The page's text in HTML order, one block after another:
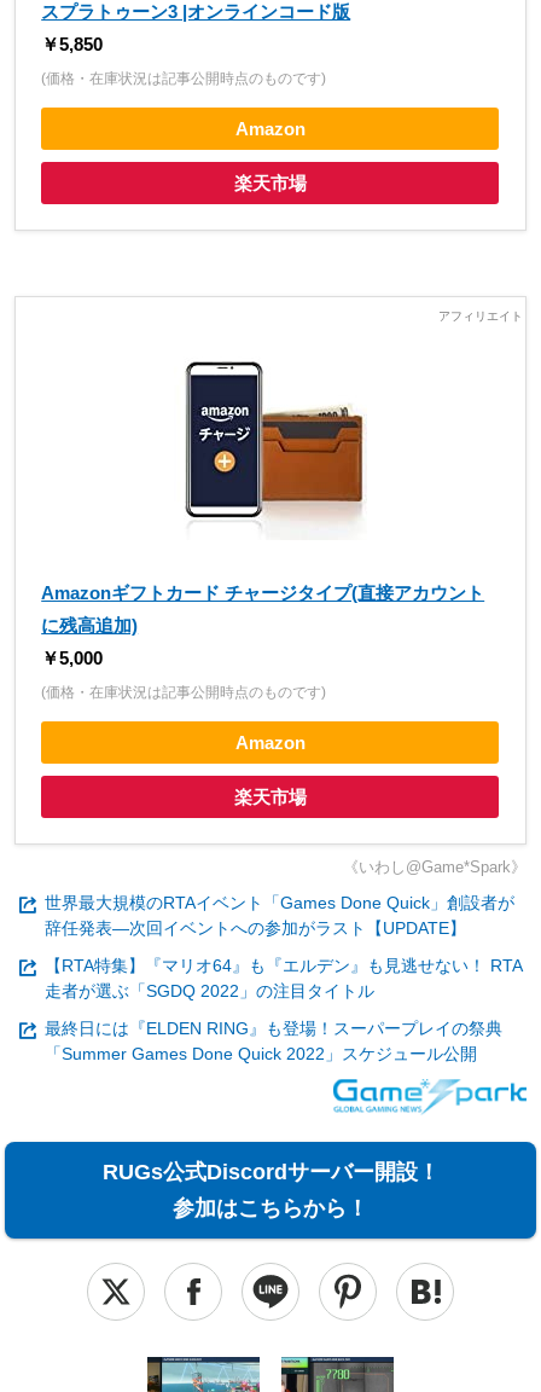
スプラトゥーン3 |オンラインコード版
￥5,850
(価格・在庫状況は記事公開時点のものです)
Amazon
楽天市場
Amazonギフトカード チャージタイプ(直接アカウント
に残高追加)
￥5,000
(価格・在庫状況は記事公開時点のものです)
Amazon
楽天市場
《いわし@Game*Spark》
世界最大規模のRTAイベント「Games Done Quick」創設者が
辞任発表―次回イベントへの参加がラスト【UPDATE】
【RTA特集】『マリオ64』も『エルデン』も見逃せない！ RTA
走者が選ぶ「SGDQ 2022」の注目タイトル
最終日には『ELDEN RING』も登場！スーパープレイの祭典
「Summer Games Done Quick 2022」スケジュール公開
RUGs公式Discordサーバー開設！
参加はこちらから！